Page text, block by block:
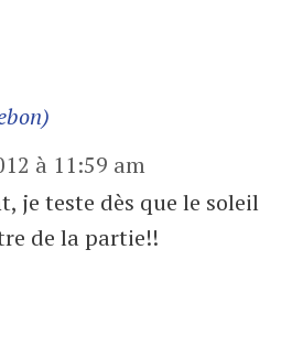
à 11:59 am
je teste dès que le soleil
de la partie!!